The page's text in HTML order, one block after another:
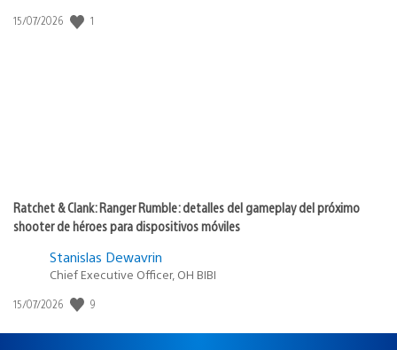
Fecha
15/07/2026 1
Ratchet & Clank: Ranger Rumble: detalles del gameplay del próximo
shooter de héroes para dispositivos móviles
Stanislas Dewavrin
Chief Executive Officer, OH BIBI
Fecha
publicación:
15/07/2026 9